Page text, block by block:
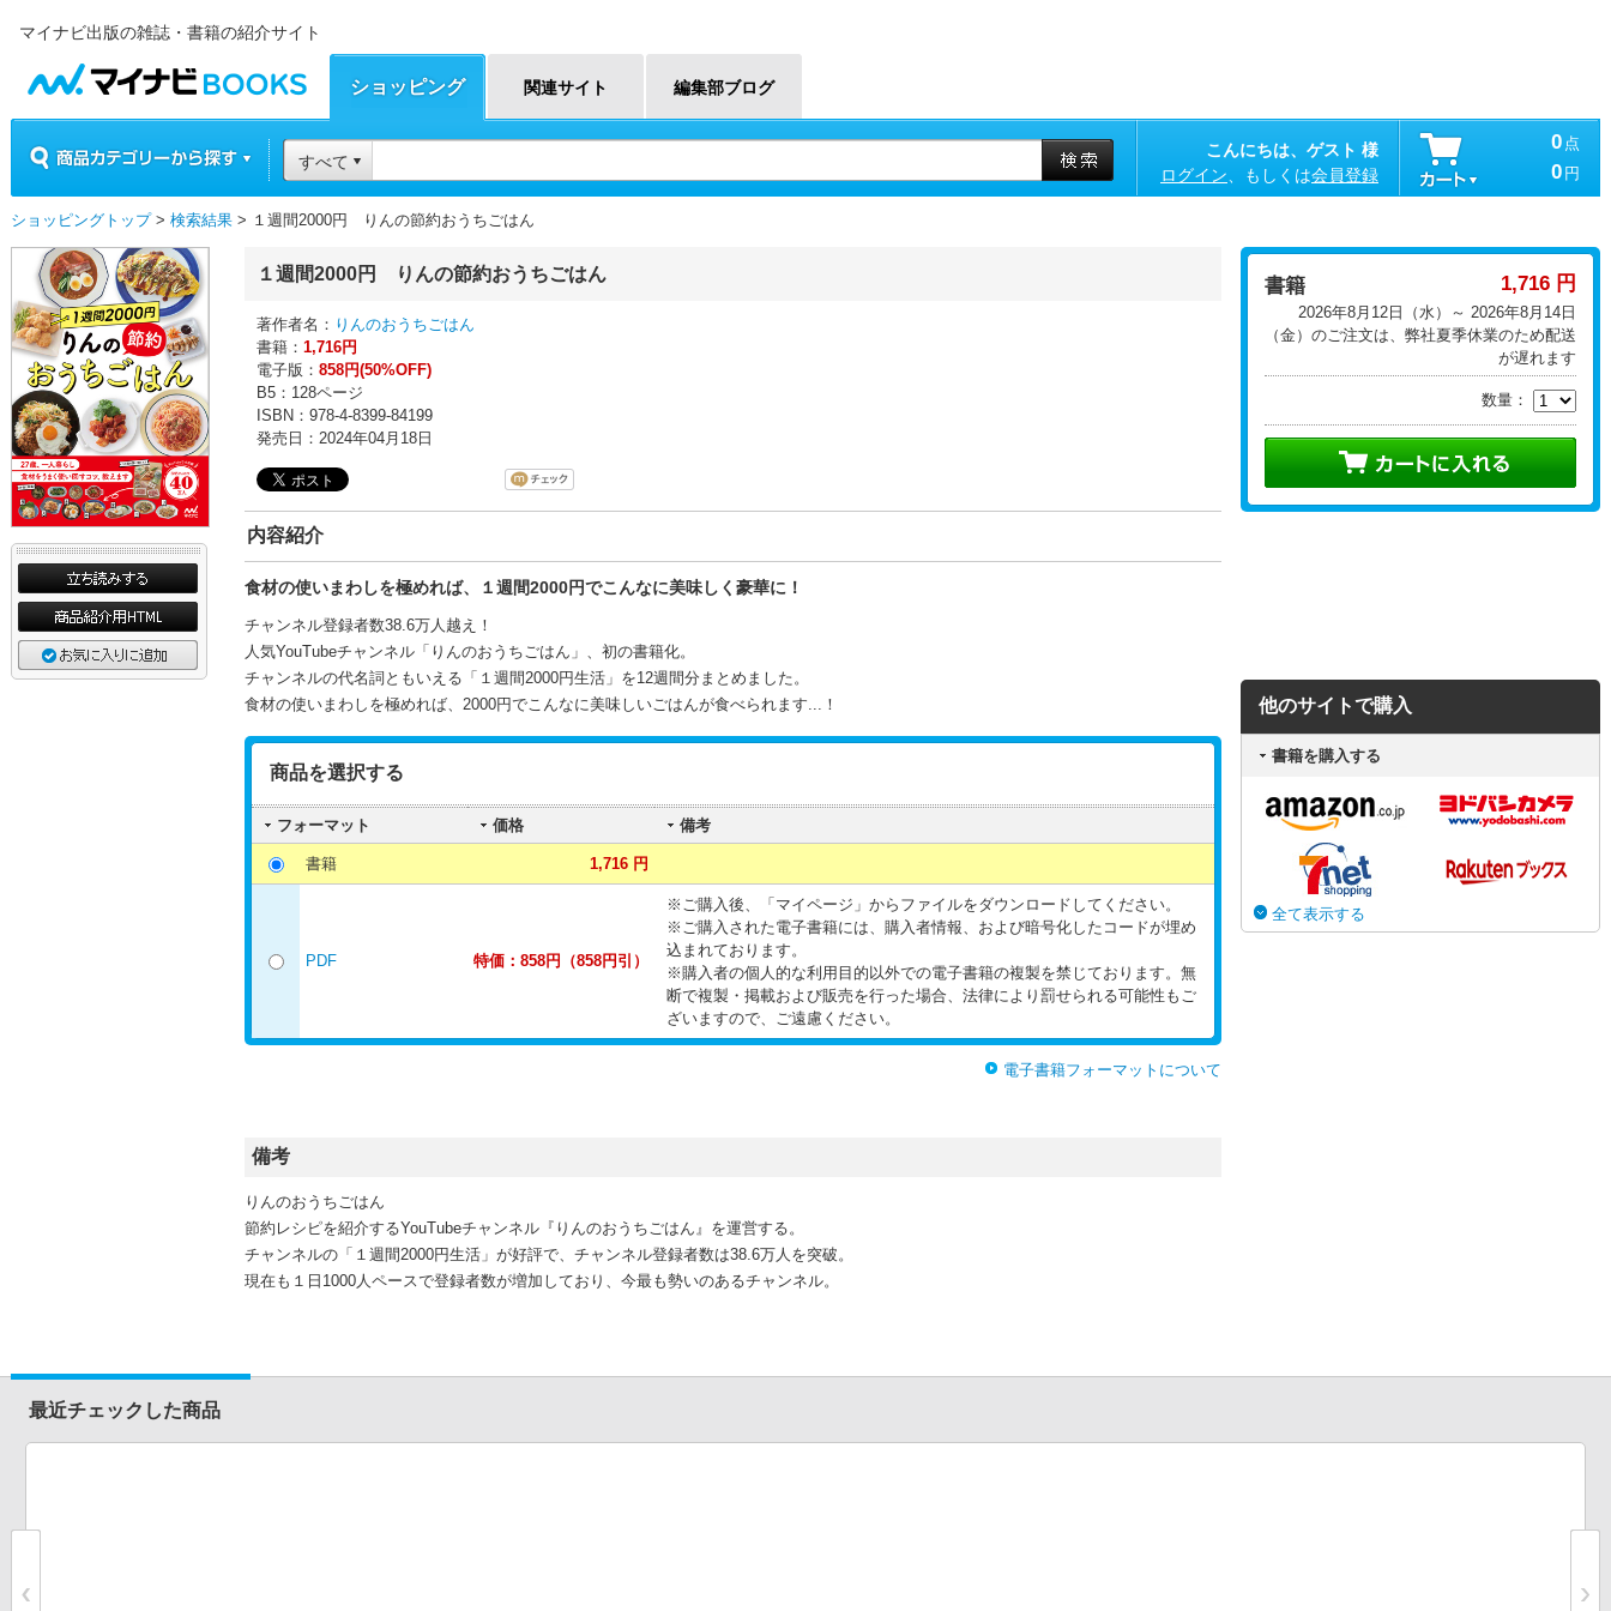
マイナビ出版の雑誌・書籍の紹介サイト
マイナビBOOKS
ショッピング 関連サイト 編集部ブログ
すべて
こんにちは、ゲスト 様
ログイン 、もしくは会員登録
0 点
0 円
ショッピングトップ> 検索結果 > １週間2000円 りんの節約おうちごはん
１週間2000円 りんの節約おうちごはん
著作者名： りんのおうちごはん
書籍： 1,716円
電子版： 858円(50%OFF)
B5：128ページ
ISBN：978-4-8399-84199
発売日：2024年04月18日
内容紹介
食材の使いまわしを極めれば、１週間2000円でこんなに美味しく豪華に！
チャンネル登録者数38.6万人越え！
人気YouTubeチャンネル「りんのおうちごはん」、初の書籍化。
チャンネルの代名詞ともいえる「１週間2000円生活」を12週間分まとめました。
食材の使いまわしを極めれば、2000円でこんなに美味しいごはんが食べられます...！
商品を選択する
フォーマット 価格 備考
書籍 1,716 円
PDF 特価：858円（858円引）
※ご購入後、「マイページ」からファイルをダウンロードしてください。
※ご購入された電子書籍には、購入者情報、および暗号化したコードが埋め
込まれております。
※購入者の個人的な利用目的以外での電子書籍の複製を禁じております。無
断で複製・掲載および販売を行った場合、法律により罰せられる可能性もご
ざいますので、ご遠慮ください。
電子書籍フォーマットについて
備考
りんのおうちごはん
節約レシピを紹介するYouTubeチャンネル『りんのおうちごはん』を運営する。
チャンネルの「１週間2000円生活」が好評で、チャンネル登録者数は38.6万人を突破。
現在も１日1000人ペースで登録者数が増加しており、今最も勢いのあるチャンネル。
書籍 1,716 円
2026年8月12日（水）～ 2026年8月14日
（金）のご注文は、弊社夏季休業のため配送
が遅れます
数量：
他のサイトで購入
書籍を購入する
全て表示する
最近チェックした商品